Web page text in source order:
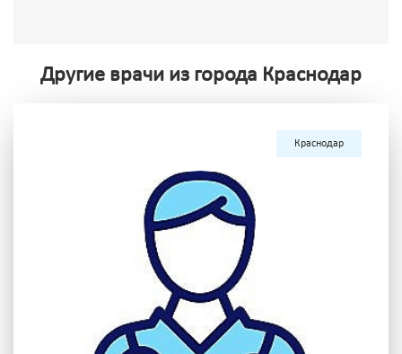
Другие врачи из города Краснодар
Краснодар